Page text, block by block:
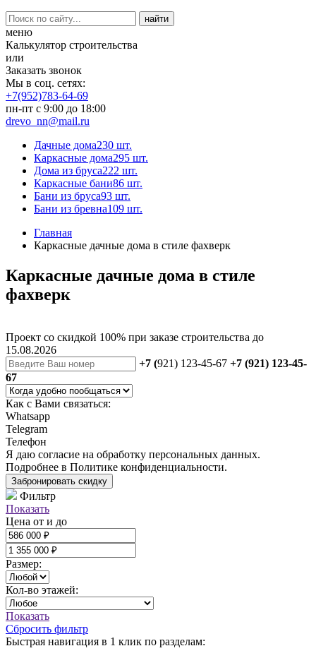
меню
Калькулятор строительства
или
Заказать звонок
Мы в соц. сетях:
+7(952)783-64-69
пн-пт с 9:00 до 18:00
drevo_nn@mail.ru
Дачные дома230 шт.
Каркасные дома295 шт.
Дома из бруса222 шт.
Каркасные бани86 шт.
Бани из бруса93 шт.
Бани из бревна109 шт.
Главная
Каркасные дачные дома в стиле фахверк
Каркасные дачные дома в стиле
фахверк
Проект со скидкой 100% при заказе строительства до
15.08.2026
+7 (921) 123-45-67 +7 (921) 123-45-
67
Как с Вами связаться:
Whatsapp
Telegram
Телефон
Я даю согласие на обработку персональных данных.
Подробнее в Политике конфиденциальности.
Забронировать скидку
Фильтр
Показать
Цена от и до
Размер:
Кол-во этажей:
Показать
Сбросить фильтр
Быстрая навигация в 1 клик по разделам: